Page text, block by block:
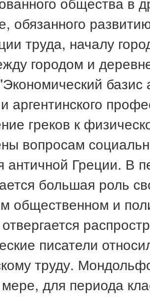
обязанного
труда, началу
городом и
аргентинского
греков к
вопросам
античной Греции. В
большая роль
общественном и
писатели
труду.
для периода